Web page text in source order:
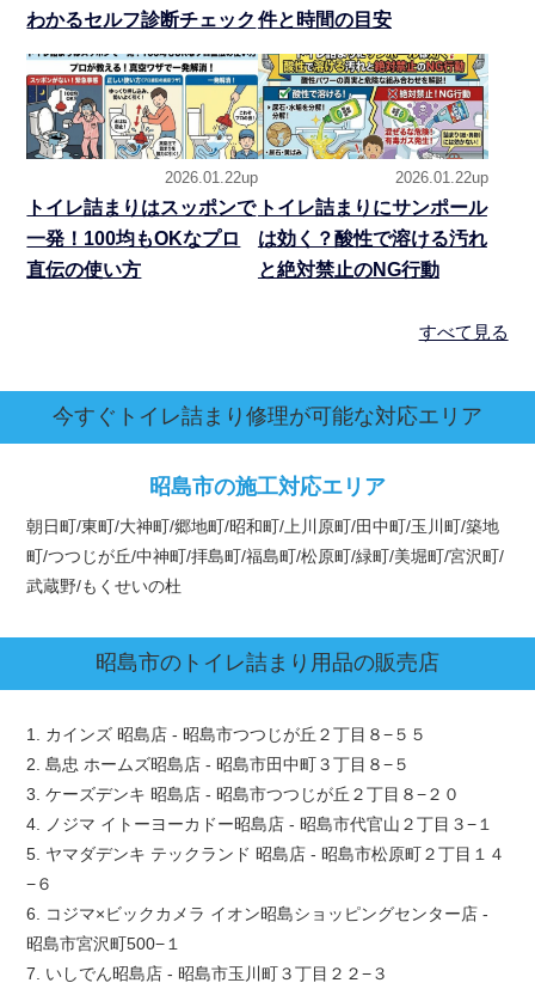
わかるセルフ診断チェック 件と時間の目安
2026.01.22up
トイレ詰まりはスッポンで
一発！100均もOKなプロ
直伝の使い方
2026.01.22up
トイレ詰まりにサンポール
は効く？酸性で溶ける汚れ
と絶対禁止のNG行動
すべて見る
今すぐトイレ詰まり修理が可能な対応エリア
昭島市の施工対応エリア
朝日町/東町/大神町/郷地町/昭和町/上川原町/田中町/玉川町/築地
町/つつじが丘/中神町/拝島町/福島町/松原町/緑町/美堀町/宮沢町/
武蔵野/もくせいの杜
昭島市のトイレ詰まり用品の販売店
1. カインズ 昭島店 - 昭島市つつじが丘２丁目８−５５
2. 島忠 ホームズ昭島店 - 昭島市田中町３丁目８−５
3. ケーズデンキ 昭島店 - 昭島市つつじが丘２丁目８−２０
4. ノジマ イトーヨーカドー昭島店 - 昭島市代官山２丁目３−１
5. ヤマダデンキ テックランド 昭島店 - 昭島市松原町２丁目１４
−６
6. コジマ×ビックカメラ イオン昭島ショッピングセンター店 -
昭島市宮沢町500−１
7. いしでん昭島店 - 昭島市玉川町３丁目２２−３